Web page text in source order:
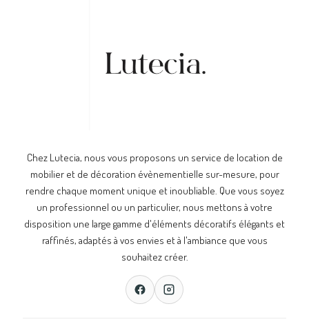
Chez Lutecia, nous vous proposons un service de location de
mobilier et de décoration évènementielle sur-mesure, pour
rendre chaque moment unique et inoubliable. Que vous soyez
un professionnel ou un particulier, nous mettons à votre
disposition une large gamme d'éléments décoratifs élégants et
raffinés, adaptés à vos envies et à l'ambiance que vous
souhaitez créer.